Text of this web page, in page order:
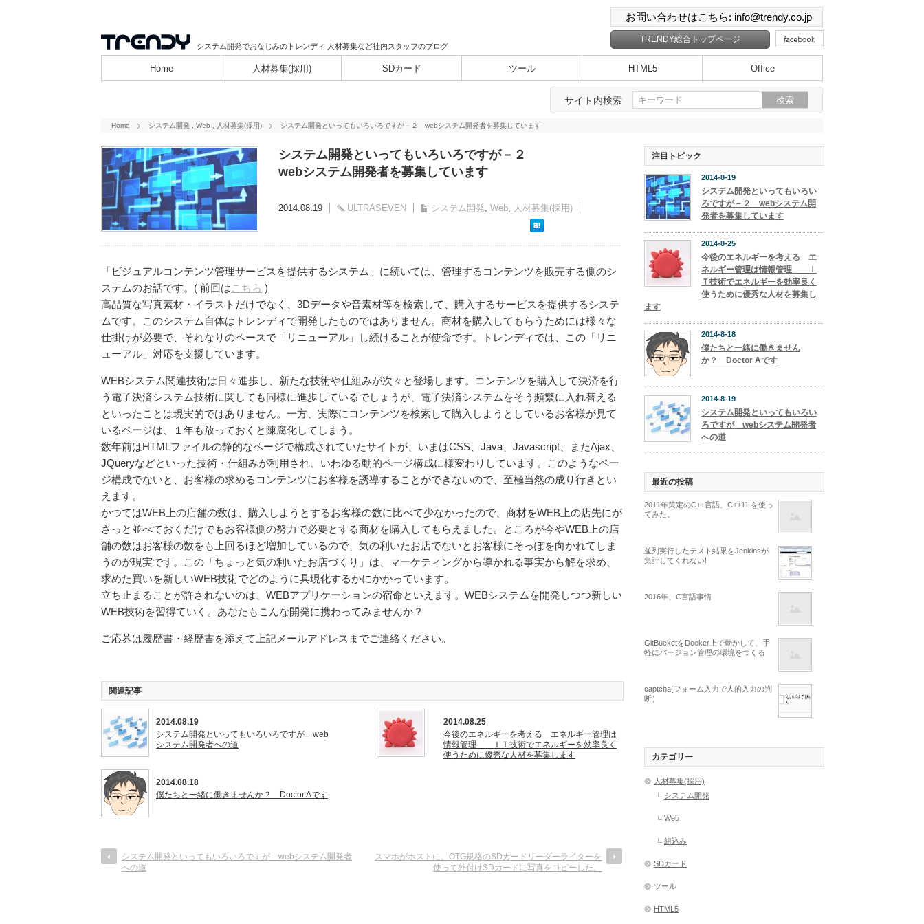
システム開発でおなじみのトレンディ 人材募集など社内スタッフのブログ
お問い合わせはこちら: info@trendy.co.jp
TRENDY総合トップページ
Home 人材募集(採用) SDカード ツール HTML5 Office
サイト内検索
Home システム開発 Web 人材募集(採用) システム開発といってもいろいろですが－２ webシステム開発者を募集しています
システム開発といってもいろいろですが－２
webシステム開発者を募集しています
2014.08.19 ULTRASEVEN システム開発, Web, 人材募集(採用)
「ビジュアルコンテンツ管理サービスを提供するシステム」に続いては、管理するコンテンツを販売する側のシ
ステムのお話です。( 前回はこちら )
高品質な写真素材・イラストだけでなく、3Dデータや音素材等を検索して、購入するサービスを提供するシステ
ムです。このシステム自体はトレンディで開発したものではありません。商材を購入してもらうためには様々な
仕掛けが必要で、それなりのペースで「リニューアル」し続けることが使命です。トレンディでは、この「リニ
ューアル」対応を支援しています。
WEBシステム関連技術は日々進歩し、新たな技術や仕組みが次々と登場します。コンテンツを購入して決済を行
う電子決済システム技術に関しても同様に進歩しているでしょうが、電子決済システムをそう頻繁に入れ替える
といったことは現実的ではありません。一方、実際にコンテンツを検索して購入しようとしているお客様が見て
いるページは、１年も放っておくと陳腐化してしまう。
数年前はHTMLファイルの静的なページで構成されていたサイトが、いまはCSS、Java、Javascript、またAjax、
JQueryなどといった技術・仕組みが利用され、いわゆる動的ページ構成に様変わりしています。このようなペー
ジ構成でないと、お客様の求めるコンテンツにお客様を誘導することができないので、至極当然の成り行きとい
えます。
かつてはWEB上の店舗の数は、購入しようとするお客様の数に比べて少なかったので、商材をWEB上の店先にが
さっと並べておくだけでもお客様側の努力で必要とする商材を購入してもらえました。ところが今やWEB上の店
舗の数はお客様の数をも上回るほど増加しているので、気の利いたお店でないとお客様にそっぽを向かれてしま
うのが現実です。この「ちょっと気の利いたお店づくり」は、マーケティングから導かれる事実から解を求め、
求めた買いを新しいWEB技術でどのように具現化するかにかかっています。
立ち止まることが許されないのは、WEBアプリケーションの宿命といえます。WEBシステムを開発しつつ新しい
WEB技術を習得ていく。あなたもこんな開発に携わってみませんか？
ご応募は履歴書・経歴書を添えて上記メールアドレスまでご連絡ください。
関連記事
2014.08.19
システム開発といってもいろいろですが web
システム開発者への道
2014.08.25
今後のエネルギーを考える エネルギー管理は
情報管理 ＩＴ技術でエネルギーを効率良く
使うために優秀な人材を募集します
2014.08.18
僕たちと一緒に働きませんか？ Doctor Aです
システム開発といってもいろいろですが webシステム開発者
への道
スマホがホストに。OTG規格のSDカードリーダーライターを
使って外付けSDカードに写真をコピーした。
注目トピック
2014-8-19
システム開発といってもいろい
ろですが－２ webシステム開
発者を募集しています
2014-8-25
今後のエネルギーを考える エ
ネルギー管理は情報管理 Ｉ
Ｔ技術でエネルギーを効率良く
使うために優秀な人材を募集し
ます
2014-8-18
僕たちと一緒に働きません
か？ Doctor Aです
2014-8-19
システム開発といってもいろい
ろですが webシステム開発者
への道
最近の投稿
2011年策定のC++言語、C++11 を使っ
てみた。
並列実行したテスト結果をJenkinsが
集計してくれない!
2016年、C言語事情
GitBucketをDocker上で動かして、手
軽にバージョン管理の環境をつくる
captcha(フォーム入力で人的入力の判
断）
カテゴリー
人材募集(採用)
システム開発
Web
組込み
SDカード
ツール
HTML5